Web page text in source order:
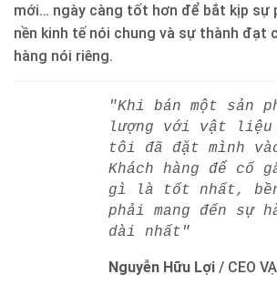
mới… ngày càng tốt hơn để bắt kịp sự
nền kinh tế nói chung và sự thành đạt
hàng nói riêng.
"Khi bán một sản
lượng với vật liệu
tôi đã đặt mình
Khách hàng để cố
gì là tốt nhất,
phải mang đến sự
dài nhất"
Nguyễn Hữu Lợi / CEO